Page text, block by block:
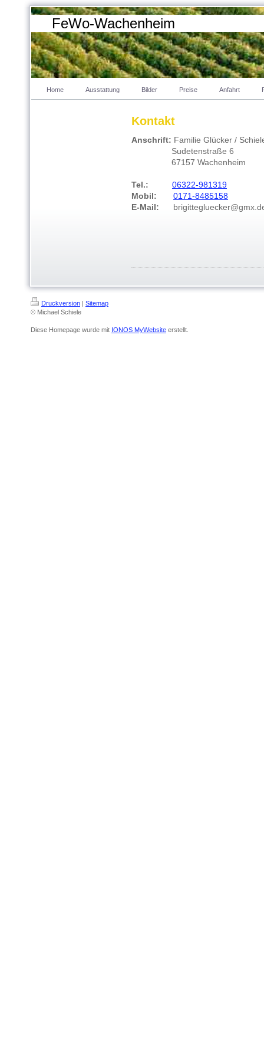
FeWo-Wachenheim
Home Ausstattung Bilder Preise Anfahrt
Kontakt
Anschrift: Familie Glücker /
Sudetenstraße 6
67157 Wachenheim
Tel.:
06322-981319
Mobil:
0171-8485158
E-Mail:
Druckversion | Sitemap
© Michael Schiele
Diese Homepage wurde mit IONOS MyWebsite erstellt.